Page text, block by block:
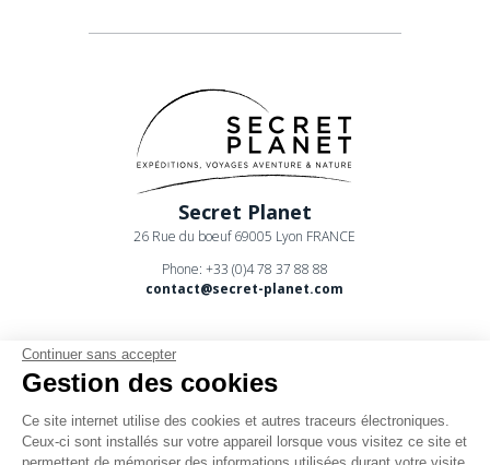
Secret Planet
26 Rue du boeuf 69005 Lyon FRANCE
Phone: +33 (0)4 78 37 88 88
contact@secret-planet.com
Youtube
Continuer sans accepter
Gestion des cookies
Ce site internet utilise des cookies et autres traceurs électroniques.
Ceux-ci sont installés sur votre appareil lorsque vous visitez ce site et